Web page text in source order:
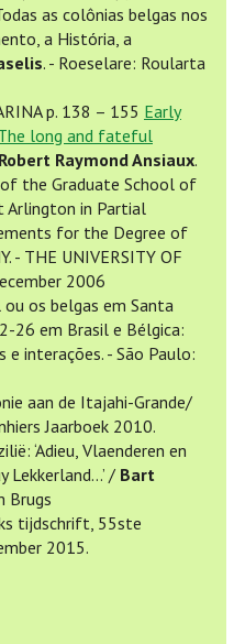
as colônias belgas nos
a História, a
. - Roeselare: Roularta
p. 138 – 155 Early
long and fateful
Robert Raymond Ansiaux.
the Graduate School of
Arlington in Partial
for the Degree of
- THE UNIVERSITY OF
2006
os belgas em Santa
26 em Brasil e Bélgica:
e interações. - São Paulo:
aan de Itajahi-Grande/
Jaarboek 2010.
‘Adieu, Vlaenderen en
Lekkerland…’ / Bart
Brugs
tijdschrift, 55ste
2015.